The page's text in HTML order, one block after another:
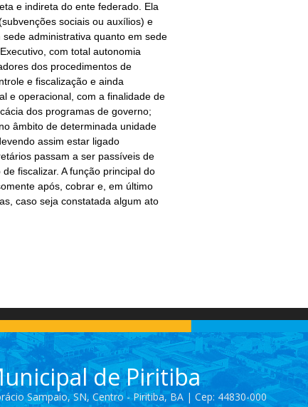
e indireta do ente federado. Ela
sociais ou auxílios) e
administrativa quanto em sede
com total autonomia
dos procedimentos de
e fiscalização e ainda
e operacional, com a finalidade de
dos programas de governo;
âmbito de determinada unidade
assim estar ligado
passam a ser passíveis de
fiscalizar. A função principal do
após, cobrar e, em último
caso seja constatada algum ato
de Piritiba
Sampaio, SN, Centro - Piritiba, BA | Cep: 44830-000